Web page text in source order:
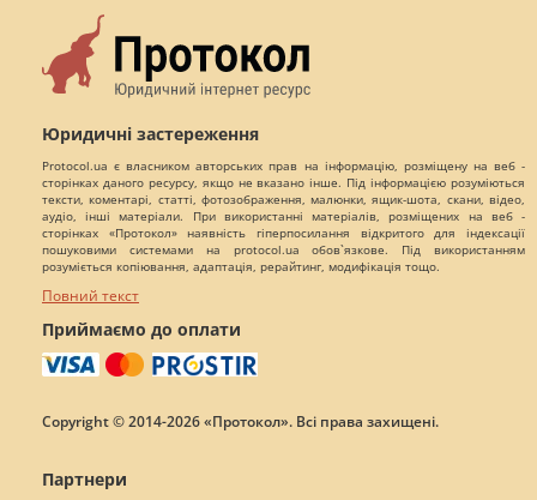
Юридичні застереження
Protocol.ua є власником авторських прав на інформацію, розміщену на веб -
сторінках даного ресурсу, якщо не вказано інше. Під інформацією розуміються
тексти, коментарі, статті, фотозображення, малюнки, ящик-шота, скани, відео,
аудіо, інші матеріали. При використанні матеріалів, розміщених на веб -
сторінках «Протокол» наявність гіперпосилання відкритого для індексації
пошуковими системами на protocol.ua обов`язкове. Під використанням
розуміється копіювання, адаптація, рерайтинг, модифікація тощо.
Повний текст
Приймаємо до оплати
Copyright © 2014-2026 «Протокол». Всі права захищені.
Партнери